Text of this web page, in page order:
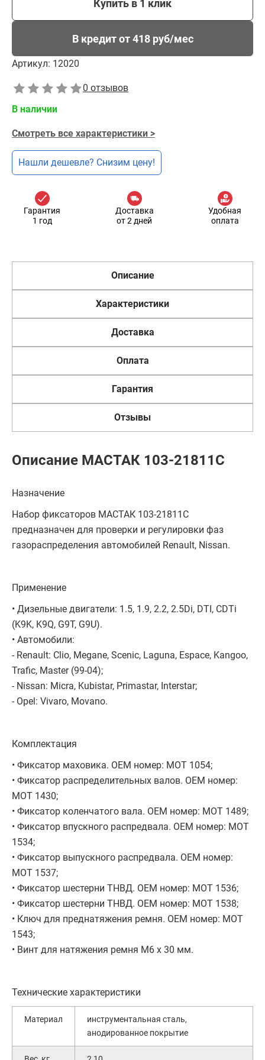
Купить в 1 клик
В кредит от 418 руб/мес
Артикул: 12020
0 отзывов
В наличии
Смотреть все характеристики >
Нашли дешевле? Снизим цену!
Гарантия
1 год
Доставка
от 2 дней
Удобная
оплата
Описание
Характеристики
Доставка
Оплата
Гарантия
Отзывы
Описание МАСТАК 103-21811C
Назначение
Набор фиксаторов МАСТАК 103-21811C
предназначен для проверки и регулировки фаз
газораспределения автомобилей Renault, Nissan.
Применение
• Дизельные двигатели: 1.5, 1.9, 2.2, 2.5Di, DTI, CDTi
(K9K, K9Q, G9T, G9U).
• Автомобили:
- Renault: Clio, Megane, Scenic, Laguna, Espace, Kangoo,
Trafic, Master (99-04);
- Nissan: Micra, Kubistar, Primastar, Interstar;
- Opel: Vivaro, Movano.
Комплектация
• Фиксатор маховика. OEM номер: MOT 1054;
• Фиксатор распределительных валов. OEM номер:
MOT 1430;
• Фиксатор коленчатого вала. OEM номер: MOT 1489;
• Фиксатор впускного распредвала. OEM номер: MOT
1534;
• Фиксатор выпускного распредвала. OEM номер:
MOT 1537;
• Фиксатор шестерни ТНВД. OEM номер: MOT 1536;
• Фиксатор шестерни ТНВД. OEM номер: MOT 1538;
• Ключ для преднатяжения ремня. OEM номер: MOT
1543;
• Винт для натяжения ремня M6 x 30 мм.
Технические характеристики
Материал
инструментальная сталь,
анодированное покрытие